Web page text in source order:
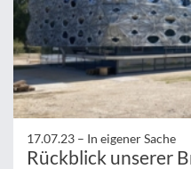
17.07.23 – In eigener Sache
Rückblick unserer